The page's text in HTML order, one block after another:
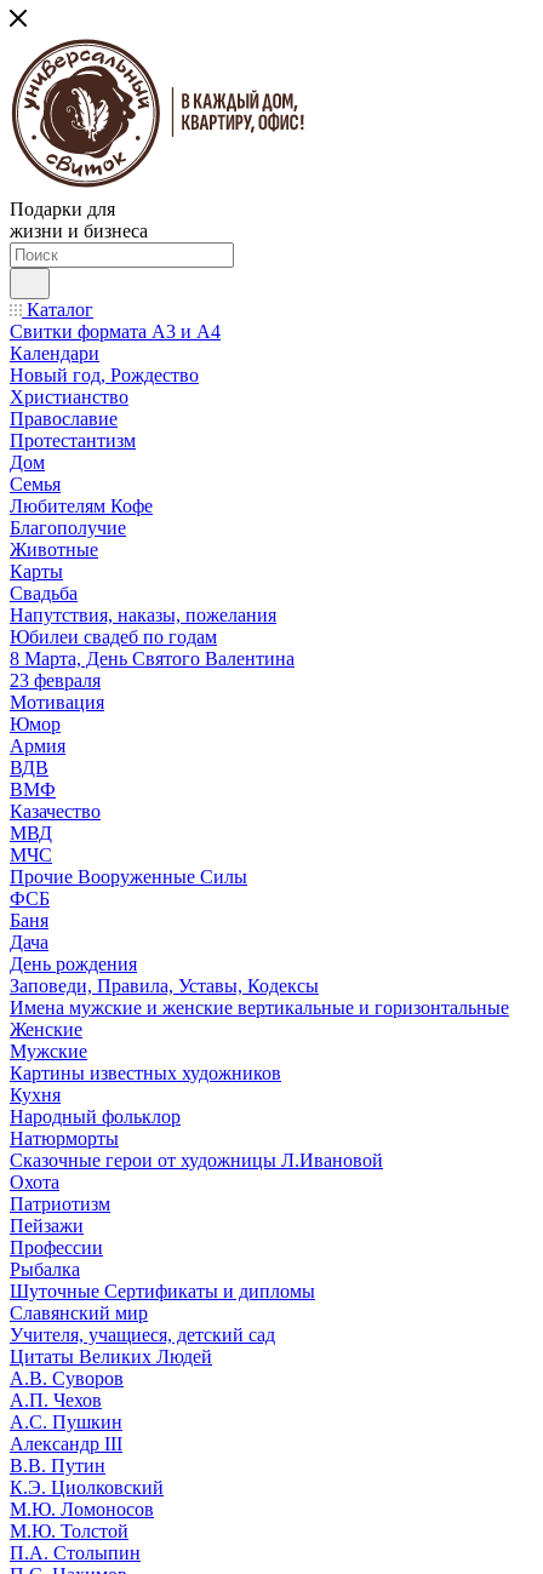
Подарки для
жизни и бизнеса
Каталог
Свитки формата А3 и А4
Календари
Новый год, Рождество
Христианство
Православие
Протестантизм
Дом
Семья
Любителям Кофе
Благополучие
Животные
Карты
Свадьба
Напутствия, наказы, пожелания
Юбилеи свадеб по годам
8 Марта, День Святого Валентина
23 февраля
Мотивация
Юмор
Армия
ВДВ
ВМФ
Казачество
МВД
МЧС
Прочие Вооруженные Силы
ФСБ
Баня
Дача
День рождения
Заповеди, Правила, Уставы, Кодексы
Имена мужские и женские вертикальные и горизонтальные
Женские
Мужские
Картины известных художников
Кухня
Народный фольклор
Натюрморты
Сказочные герои от художницы Л.Ивановой
Охота
Патриотизм
Пейзажи
Профессии
Рыбалка
Шуточные Сертификаты и дипломы
Славянский мир
Учителя, учащиеся, детский сад
Цитаты Великих Людей
А.В. Суворов
А.П. Чехов
А.С. Пушкин
Александр III
В.В. Путин
К.Э. Циолковский
М.Ю. Ломоносов
М.Ю. Толстой
П.А. Столыпин